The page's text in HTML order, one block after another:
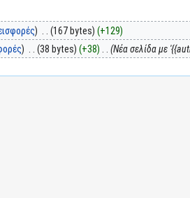
167 bytes
+129
38 bytes +38 Νέα σελίδα με